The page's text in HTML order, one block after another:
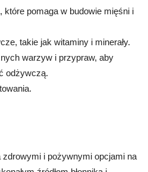
które pomaga w budowie mięśni i
takie jak witaminy i minerały.
warzyw i przypraw, aby
odżywczą.
i pożywnymi opcjami na